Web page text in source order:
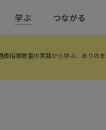
学ぶ つながる
級指導教室の実践から学ぶ、ありの